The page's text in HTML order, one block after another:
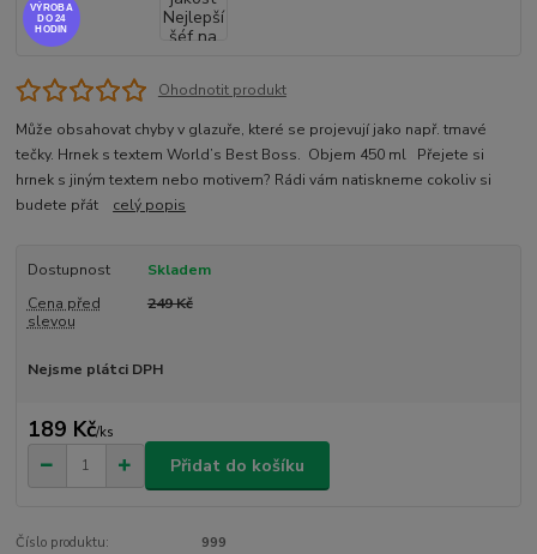
Ohodnotit produkt
Může obsahovat chyby v glazuře, které se projevují jako např. tmavé
tečky. Hrnek s textem World’s Best Boss. Objem 450 ml Přejete si
hrnek s jiným textem nebo motivem? Rádi vám natiskneme cokoliv si
budete přát celý popis
Dostupnost
Skladem
Cena před
slevou
249 Kč
Nejsme plátci DPH
189 Kč/ks
Přidat do košíku
Číslo produktu: 999
VÝROBA
DO 24
HODIN